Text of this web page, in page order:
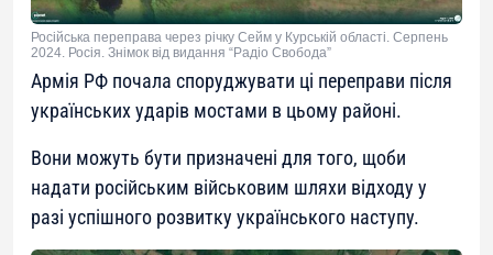
Російська переправа через річку Сейм у Курській області. Серпень
2024. Росія. Знімок від видання “Радіо Свобода”
Армія РФ почала споруджувати ці переправи після
українських ударів мостами в цьому районі.
Вони можуть бути призначені для того, щоби
надати російським військовим шляхи відходу у
разі успішного розвитку українського наступу.